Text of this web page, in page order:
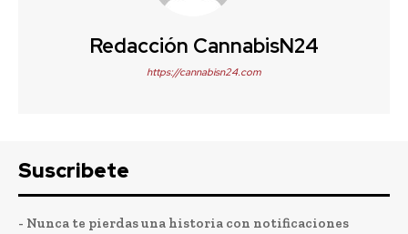
Redacción CannabisN24
https://cannabisn24.com
Suscribete
- Nunca te pierdas una historia con notificaciones